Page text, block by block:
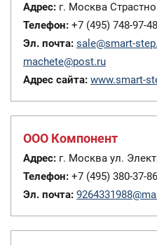
Адрес: г. Москва
Телефон: +7 (495) 748-97-48
Эл. почта: sale@smart-
machete@post.ru
Адрес сайта: www.smart-
ООО Компонент
Адрес: г. Москва ул.
Телефон: +7 (495) 380-37-86
Эл. почта: